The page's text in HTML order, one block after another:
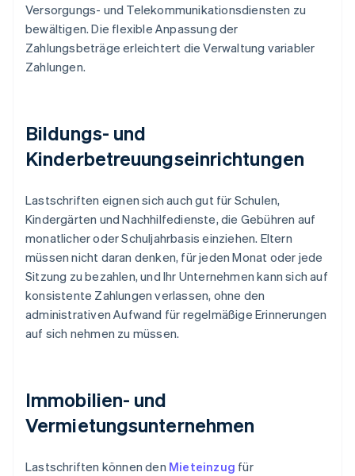
Versorgungs- und Telekommunikationsdiensten zu
bewältigen. Die flexible Anpassung der
Zahlungsbeträge erleichtert die Verwaltung variabler
Zahlungen.
Bildungs- und
Kinderbetreuungseinrichtungen
Lastschriften eignen sich auch gut für Schulen,
Kindergärten und Nachhilfedienste, die Gebühren auf
monatlicher oder Schuljahrbasis einziehen. Eltern
müssen nicht daran denken, für jeden Monat oder jede
Sitzung zu bezahlen, und Ihr Unternehmen kann sich auf
konsistente Zahlungen verlassen, ohne den
administrativen Aufwand für regelmäßige Erinnerungen
auf sich nehmen zu müssen.
Immobilien- und
Vermietungsunternehmen
Lastschriften können den Mieteinzug für